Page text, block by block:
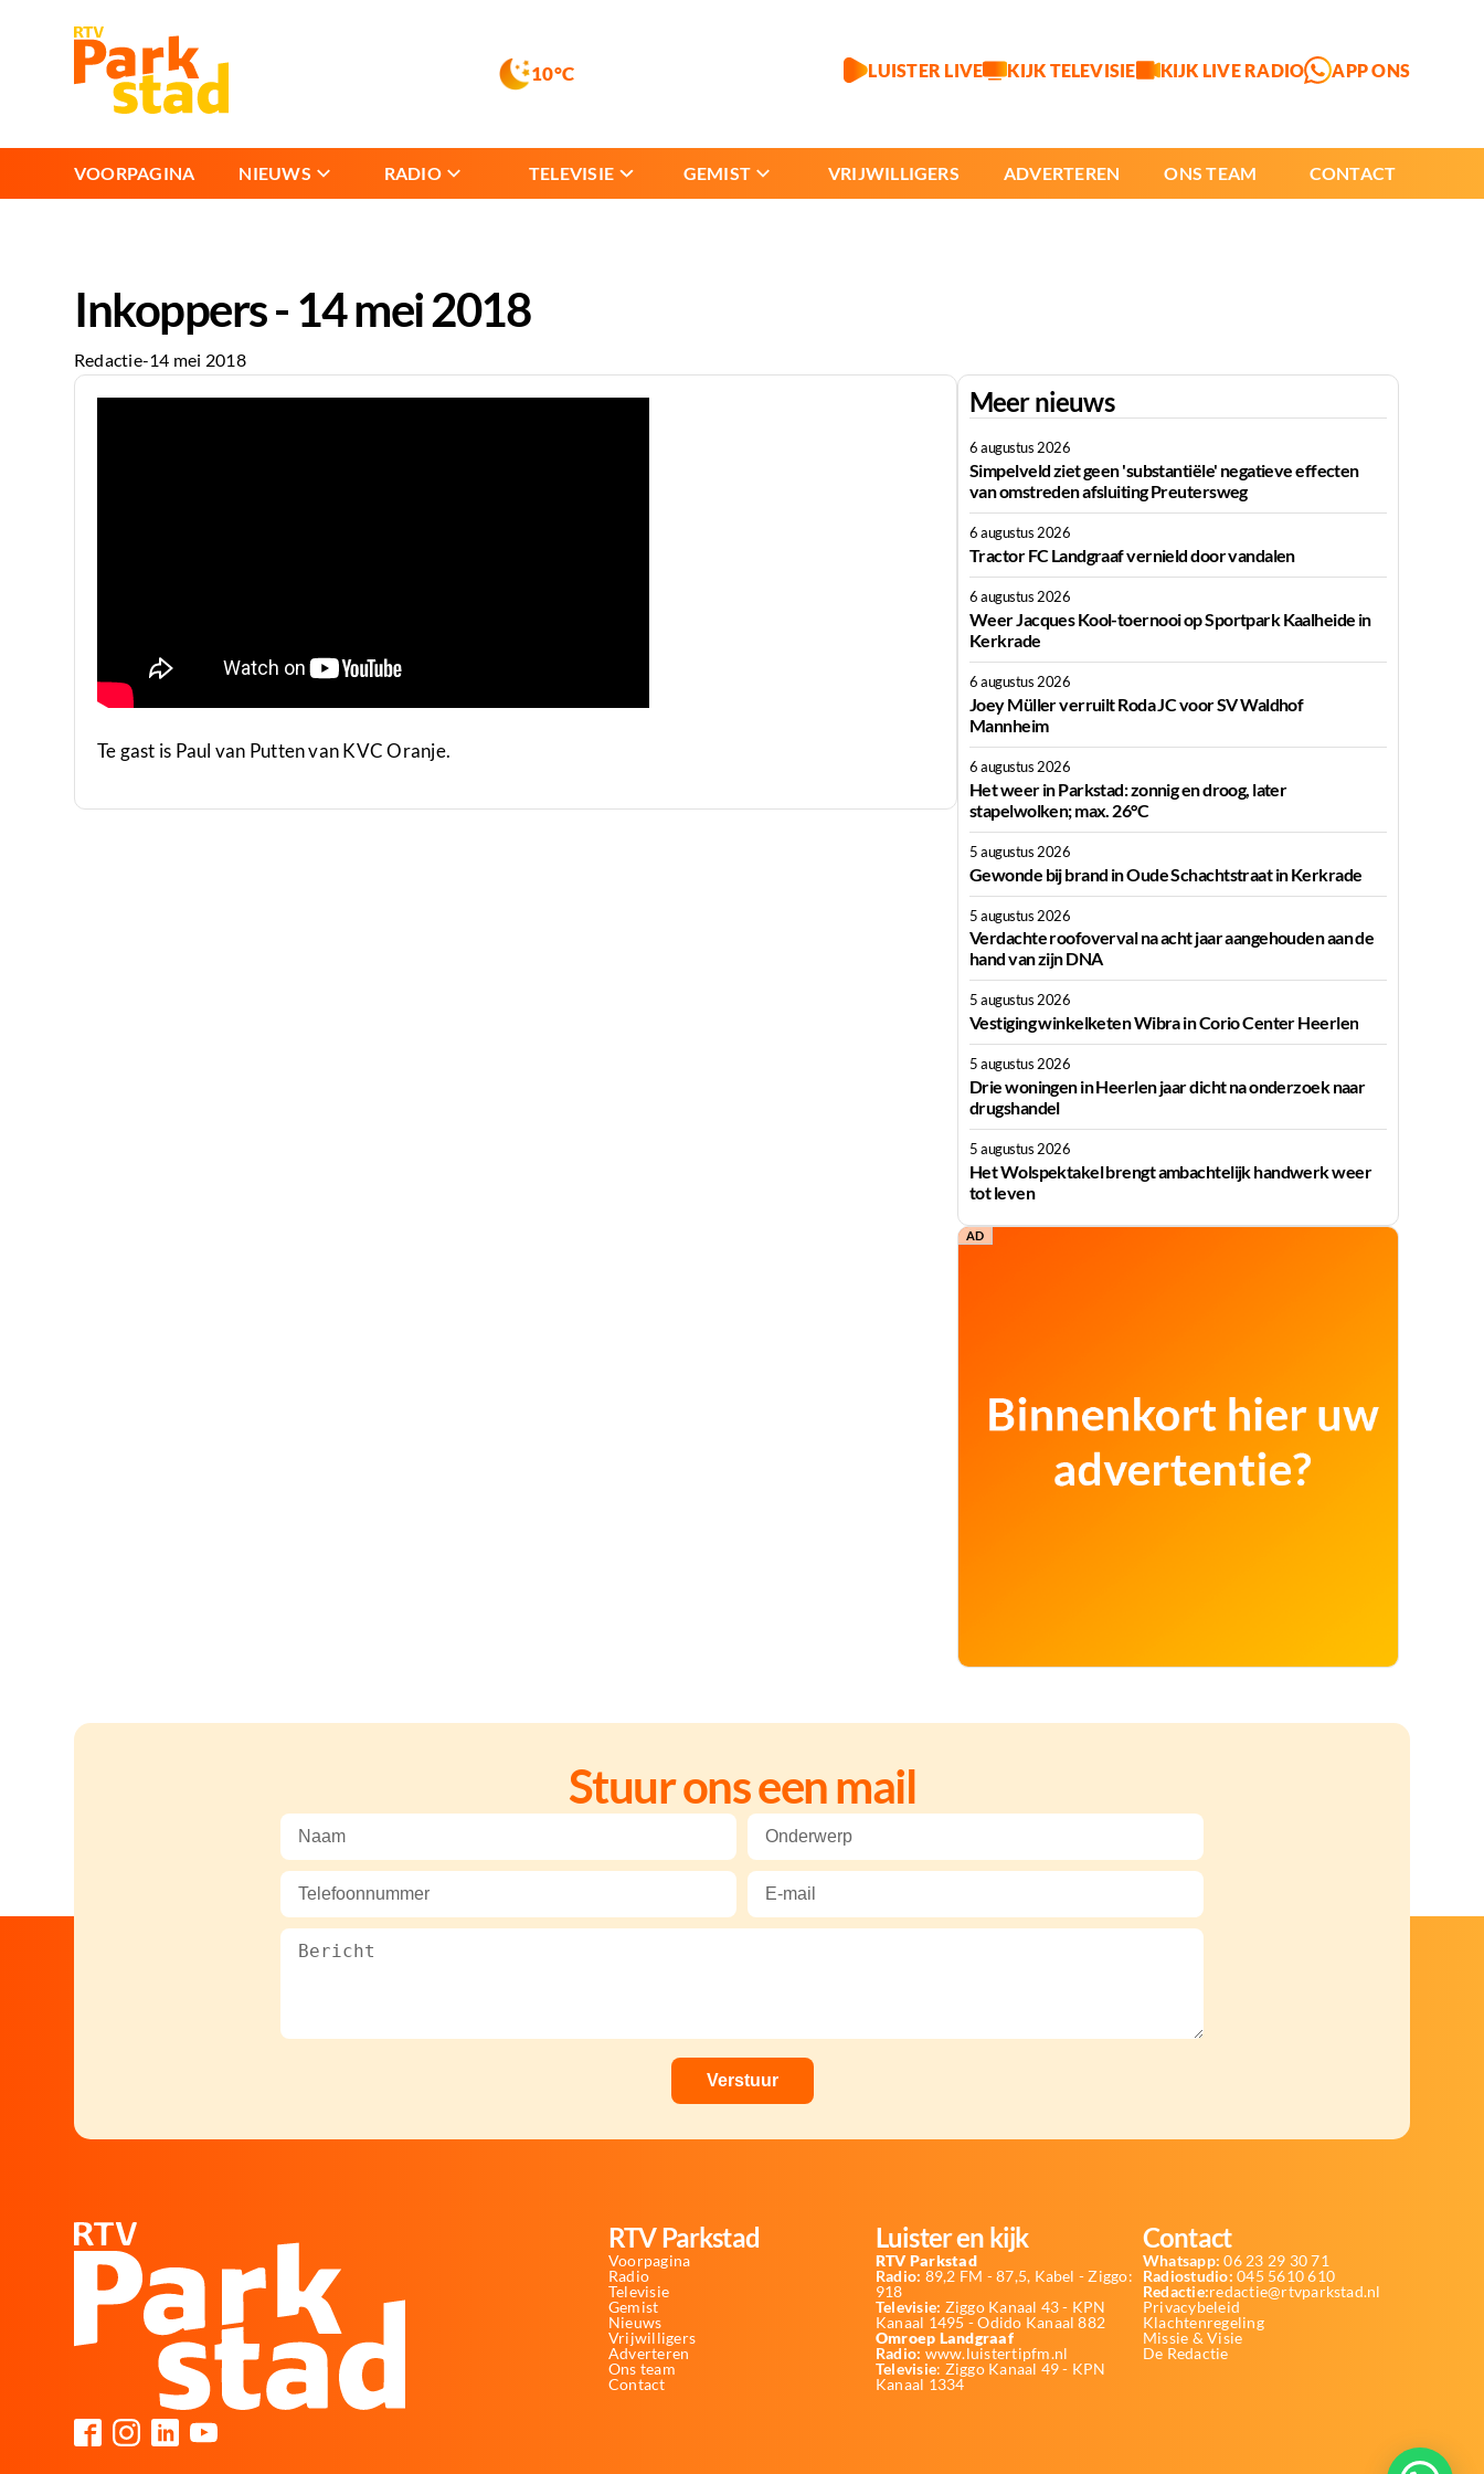
10°C LUISTER LIVE KIJK TELEVISIE KIJK LIVE RADIO APP ONS
VOORPAGINA NIEUWS RADIO TELEVISIE GEMIST VRIJWILLIGERS ADVERTEREN ONS TEAM CONTACT
Inkoppers - 14 mei 2018
Redactie-14 mei 2018
Te gast is Paul van Putten van KVC Oranje.
Meer nieuws
6 augustus 2026
Simpelveld ziet geen 'substantiële' negatieve effecten
van omstreden afsluiting Preutersweg
6 augustus 2026
Tractor FC Landgraaf vernield door vandalen
6 augustus 2026
Weer Jacques Kool-toernooi op Sportpark Kaalheide in
Kerkrade
6 augustus 2026
Joey Müller verruilt Roda JC voor SV Waldhof
Mannheim
6 augustus 2026
Het weer in Parkstad: zonnig en droog, later
stapelwolken; max. 26°C
5 augustus 2026
Gewonde bij brand in Oude Schachtstraat in Kerkrade
5 augustus 2026
Verdachte roofoverval na acht jaar aangehouden aan de
hand van zijn DNA
5 augustus 2026
Vestiging winkelketen Wibra in Corio Center Heerlen
5 augustus 2026
Drie woningen in Heerlen jaar dicht na onderzoek naar
drugshandel
5 augustus 2026
Het Wolspektakel brengt ambachtelijk handwerk weer
tot leven
AD
Stuur ons een mail
RTV Parkstad
Voorpagina
Radio
Televisie
Gemist
Nieuws
Vrijwilligers
Adverteren
Ons team
Contact
Luister en kijk
RTV Parkstad
Radio: 89,2 FM - 87,5, Kabel - Ziggo:
918
Televisie: Ziggo Kanaal 43 - KPN
Kanaal 1495 - Odido Kanaal 882
Omroep Landgraaf
Radio: www.luistertipfm.nl
Televisie: Ziggo Kanaal 49 - KPN
Kanaal 1334
Contact
Whatsapp: 06 23 29 30 71
Radiostudio: 045 5610 610
Redactie:redactie@rtvparkstad.nl
Privacybeleid
Klachtenregeling
Missie & Visie
De Redactie